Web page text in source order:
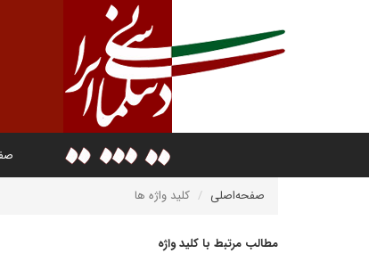
صفحه‌اصلی کلید واژه ها
مطالب مرتبط با کلید واژه